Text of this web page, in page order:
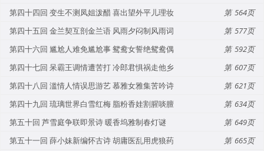
第四十四回 变生不测凤姐泼醋 喜出望外平儿理妆
564
第四十五回 金兰契互剖金兰语 风雨夕闷制风雨词
577
第四十六回 尴尬人难免尴尬事 鸳鸯女誓绝鸳鸯偶
592
第四十七回 呆霸王调情遭苦打 冷郎君惧祸走他乡
607
第四十八回 滥情人情误思游艺 慕雅女雅集苦吟诗
621
第四十九回 琉璃世界白雪红梅 脂粉香娃割腥啖膻
634
第五十回 芦雪庭争联即景诗 暖香坞雅制春灯谜
649
第五十一回 薛小妹新编怀古诗 胡庸医乱用虎狼药
665